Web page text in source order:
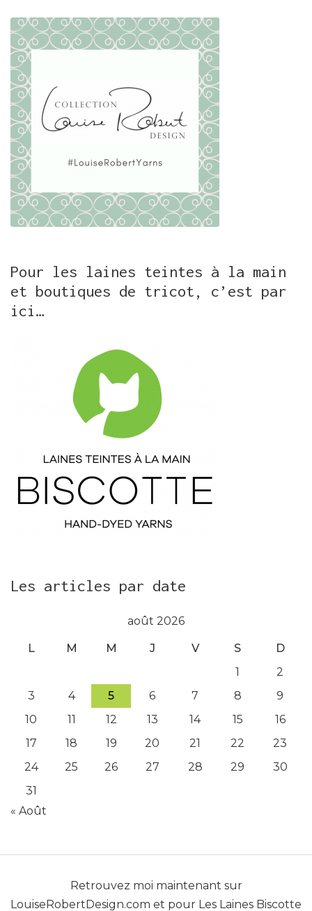
Pour les laines teintes à la main
et boutiques de tricot, c’est par
ici…
Les articles par date
août 2026
L M M J V S
D
1
2
3
4 5 6 7 8
9
10
11 12 13 14 15
16
17
18 19 20 21 22
23
24
25 26 27 28 29
30
31
« Août
Retrouvez moi maintenant sur
LouiseRobertDesign.com et pour Les Laines Biscotte